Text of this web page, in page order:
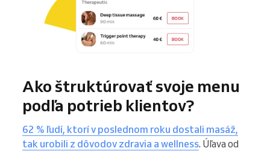
Ako štruktúrovať svoje menu
podľa potrieb klientov?
62 % ľudí, ktorí v poslednom roku dostali masáž,
tak urobili z dôvodov zdravia a wellness. Úľava od